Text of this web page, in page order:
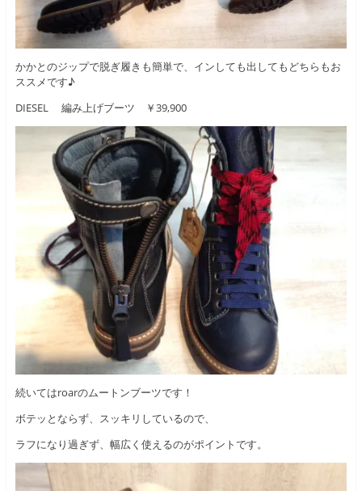
かかとのジップで脱ぎ履きも簡単で、インしても出してもどちらもお
ススメです♪
DIESEL 編み上げブーツ ￥39,900
続いてはroarのムートンブーツです！
ボテッとならず、スッキリしているので、
ラフになり過ぎず、幅広く使えるのがポイントです。